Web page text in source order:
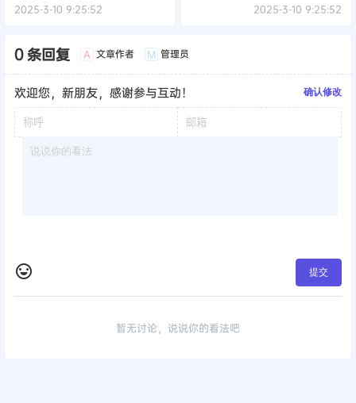
2025-3-10 9:25:52 2025-3-10 9:25:52
0 条回复 A 文章作者 M 管理员
欢迎您，新朋友，感谢参与互动！ 确认修改
提交
暂无讨论，说说你的看法吧